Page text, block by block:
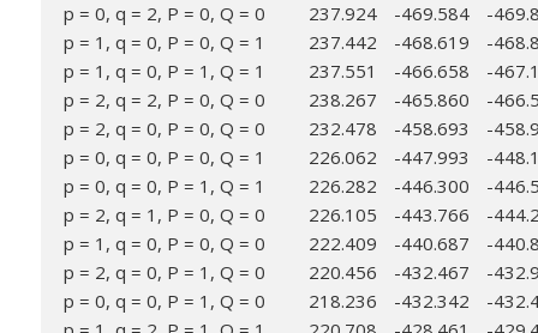
p = 0, q = 2, P = 0, Q = 0
237.924 -469.584
-
p = 1, q = 0, P = 0, Q = 1
237.442 -468.619
-
p = 1, q = 0, P = 1, Q = 1
237.551 -466.658
-
p = 2, q = 2, P = 0, Q = 0
238.267 -465.860
-
p = 2, q = 0, P = 0, Q = 0
232.478 -458.693
-
p = 0, q = 0, P = 0, Q = 1
226.062 -447.993
-
p = 0, q = 0, P = 1, Q = 1
226.282 -446.300
-
p = 2, q = 1, P = 0, Q = 0
226.105 -443.766
-
p = 1, q = 0, P = 0, Q = 0
222.409 -440.687
-
p = 2, q = 0, P = 1, Q = 0
220.456 -432.467
-
p = 0, q = 0, P = 1, Q = 0
218.236 -432.342
-